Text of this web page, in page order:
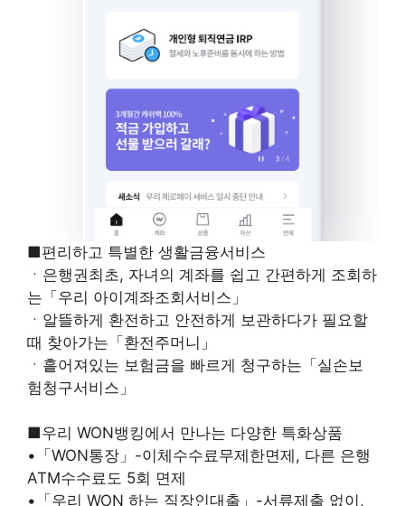
■편리하고 특별한 생활금융서비스
ㆍ은행권최초, 자녀의 계좌를 쉽고 간편하게 조회하
는「우리 아이계좌조회서비스」
ㆍ알뜰하게 환전하고 안전하게 보관하다가 필요할
때 찾아가는「환전주머니」
ㆍ흩어져있는 보험금을 빠르게 청구하는「실손보
험청구서비스」
■우리 WON뱅킹에서 만나는 다양한 특화상품
•「WON통장」-이체수수료무제한면제, 다른 은행
ATM수수료도 5회 면제
•「우리 WON 하는 직장인대출」-서류제출 없이,